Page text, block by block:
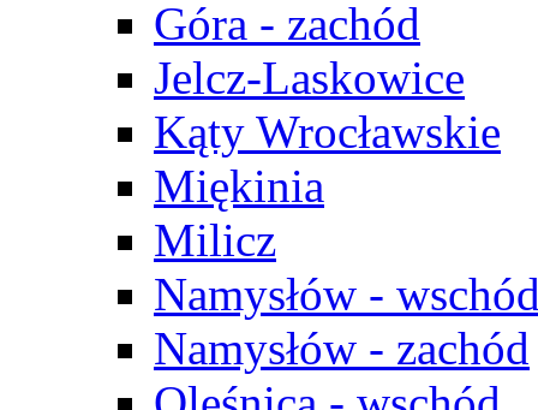
Góra - zachód
Jelcz-Laskowice
Kąty Wrocławskie
Miękinia
Milicz
Namysłów -
Namysłów - zachód